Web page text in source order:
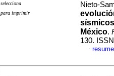
selecciona
para imprimir
Nieto-
México.
130.
·